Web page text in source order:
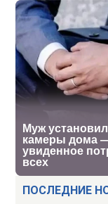
ПОСЛЕДНИЕ